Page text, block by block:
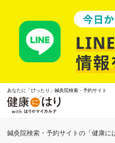
あなたに「ぴったり」鍼灸院検索・予約サイト
鍼灸院検索・予約サイトの「健康に